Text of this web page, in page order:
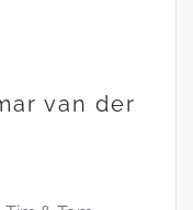
van der